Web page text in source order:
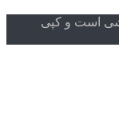
است و کپی